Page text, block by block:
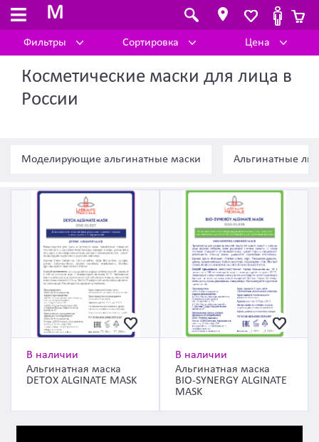
M
Фильтры Сортировка Цена
Косметические маски для лица в
России
Моделирующие альгинатные маски Альгинатные
В наличии
Альгинатная маска
DETOX ALGINATE MASK
В наличии
Альгинатная маска
BIO-SYNERGY ALGINATE
MASK